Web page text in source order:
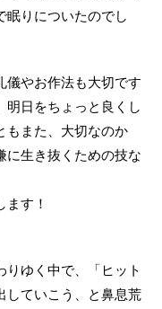
眠りについたのでし
儀やお作法も大切です
明日をちょっと良くし
もまた、大切なのか
に生き抜くための技な
す！
りゆく中で、「ヒット
していこう、と鼻息荒